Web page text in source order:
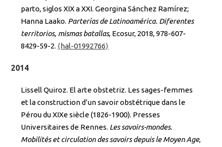
parto, siglos XIX a XXI. Georgina Sánchez Ramírez;
Hanna Laako. Parterías de Latinoamérica. Diferentes
territorios, mismas batallas, Ecosur, 2018, 978-607-
8429-59-2. ⟨hal-01992766⟩
2014
Lissell Quiroz. El arte obstetriz. Les sages-femmes
et la construction d’un savoir obstétrique dans le
Pérou du XIXe siècle (1826-1900). Presses
Universitaires de Rennes. Les savoirs-mondes.
Mobilités et circulation des savoirs depuis le Moyen Age,